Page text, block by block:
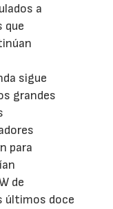
a
que
sigue
grandes
para
de
últimos doce